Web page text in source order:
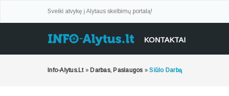
Sveiki atvykę į Alytaus skelbimų portalą!
KONTAKTAI
Info-Alytus.lt » Darbas, Paslaugos »Siūlo Darbą